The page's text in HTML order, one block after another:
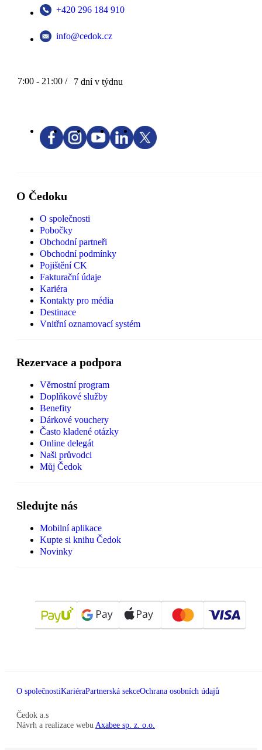
+420 296 184 910
info@cedok.cz
7:00 - 21:00 / 7 dní v týdnu
O Čedoku
O společnosti
Pobočky
Obchodní partneři
Obchodní podmínky
Pojištění CK
Fakturační údaje
Kariéra
Kontakty pro média
Destinace
Vnitřní oznamovací systém
Rezervace a podpora
Věrnostní program
Doplňkové služby
Benefity
Dárkové vouchery
Často kladené otázky
Online delegát
Naši průvodci
Můj Čedok
Sledujte nás
Mobilní aplikace
Kupte si knihu Čedok
Novinky
O společnostiKariéraPartnerská sekceOchrana osobních údajů
Čedok a.s
Návrh a realizace webu Axabee sp. z. o.o.